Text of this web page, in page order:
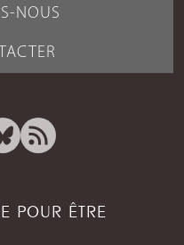
NOUS
POUR ÊTRE